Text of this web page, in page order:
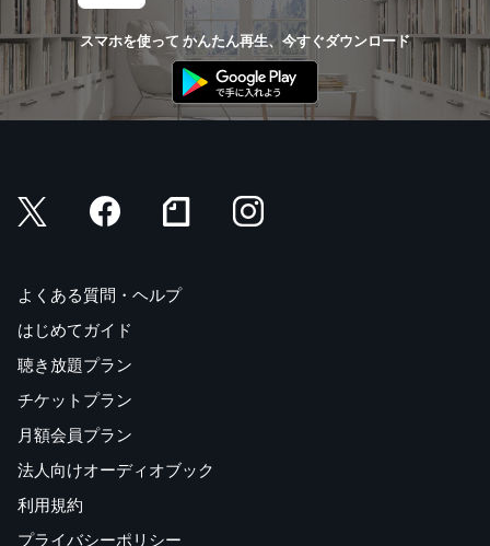
スマホを使って かんたん再生、今すぐダウンロード
よくある質問・ヘルプ
はじめてガイド
聴き放題プラン
チケットプラン
月額会員プラン
法人向けオーディオブック
利用規約
プライバシーポリシー